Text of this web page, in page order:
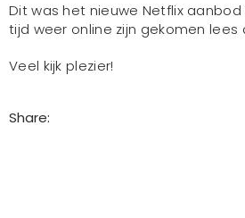
Dit was het nieuwe Netflix
tijd weer online zijn gekomen lees
Veel kijk plezier!
Share: